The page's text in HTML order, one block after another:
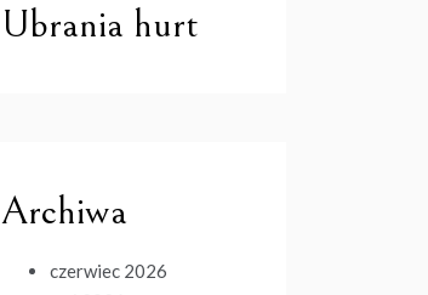
Ubrania hurt
Archiwa
czerwiec 2026